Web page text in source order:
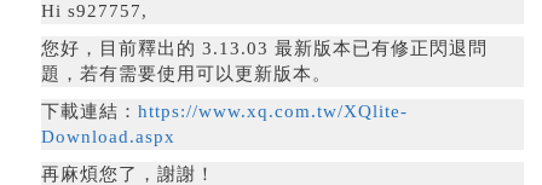
Hi s927757,
您好，
目前釋出的 3.13.03 最新版本已有修正閃退問
題，若有需要使用可以更新版本。
下載連結： https://www.xq.com.tw/XQlite-
Download.aspx
再麻煩您了，謝謝！